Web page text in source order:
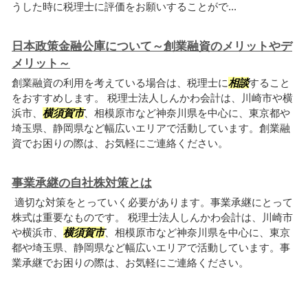
うした時に税理士に評価をお願いすることがで...
日本政策金融公庫について～創業融資のメリットやデ
メリット～
創業融資の利用を考えている場合は、税理士に相談すること
をおすすめします。 税理士法人しんかわ会計は、川崎市や横
浜市、 横須賀市、相模原市など神奈川県を中心に、東京都や
埼玉県、静岡県など幅広いエリアで活動しています。創業融
資でお困りの際は、お気軽にご連絡ください。
事業承継の自社株対策とは
適切な対策をとっていく必要があります。事業承継にとって
株式は重要なものです。 税理士法人しんかわ会計は、川崎市
や横浜市、 横須賀市、相模原市など神奈川県を中心に、東京
都や埼玉県、静岡県など幅広いエリアで活動しています。事
業承継でお困りの際は、お気軽にご連絡ください。